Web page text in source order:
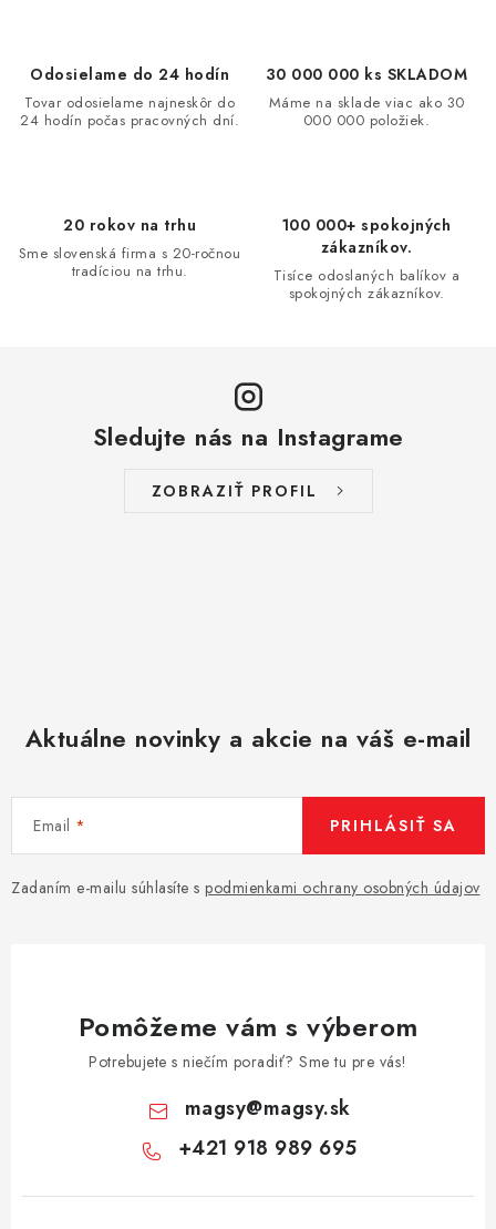
v
p
a
Odosielame do 24 hodín
Tovar odosielame najneskôr do
24 hodín počas pracovných dní.
30 000 000 ks SKLADOM
Máme na sklade viac ako 30
000 000 položiek.
20 rokov na trhu
Sme slovenská firma s 20-ročnou
tradíciou na trhu.
100 000+ spokojných
zákazníkov.
Tisíce odoslaných balíkov a
spokojných zákazníkov.
Sledujte nás na Instagrame
ZOBRAZIŤ PROFIL
Aktuálne novinky a akcie na váš e-mail
Email
Zadaním e-mailu súhlasíte s podmienkami ochrany osobných údajov
PRIHLÁSIŤ SA
Pomôžeme vám s výberom
Potrebujete s niečím poradiť? Sme tu pre vás!
magsy@magsy.sk
+421 918 989 695